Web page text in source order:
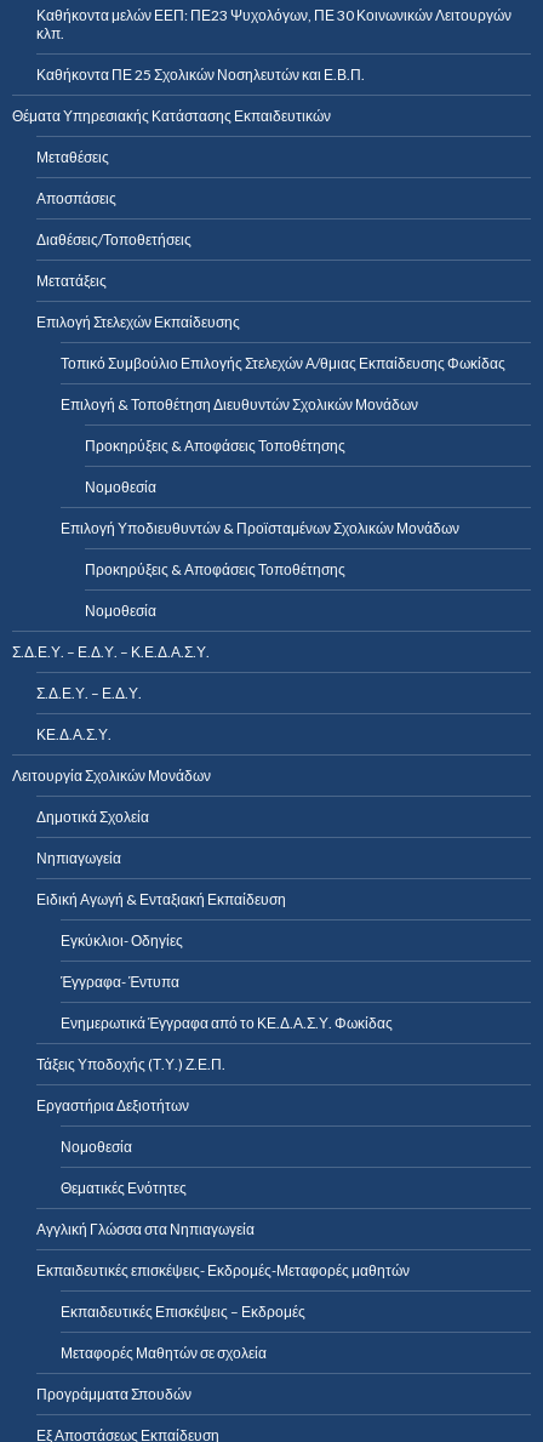
Καθήκοντα μελών ΕΕΠ: ΠΕ23 Ψυχολόγων, ΠΕ 30 Κοινωνικών Λειτουργών
κλπ.
Καθήκοντα ΠΕ 25 Σχολικών Νοσηλευτών και Ε.Β.Π.
Θέματα Υπηρεσιακής Κατάστασης Εκπαιδευτικών
Μεταθέσεις
Αποσπάσεις
Διαθέσεις/Τοποθετήσεις
Μετατάξεις
Επιλογή Στελεχών Εκπαίδευσης
Τοπικό Συμβούλιο Επιλογής Στελεχών Α/θμιας Εκπαίδευσης Φωκίδας
Επιλογή & Τοποθέτηση Διευθυντών Σχολικών Μονάδων
Προκηρύξεις & Αποφάσεις Τοποθέτησης
Νομοθεσία
Επιλογή Υποδιευθυντών & Προϊσταμένων Σχολικών Μονάδων
Προκηρύξεις & Αποφάσεις Τοποθέτησης
Νομοθεσία
Σ.Δ.Ε.Υ. – Ε.Δ.Υ. – Κ.Ε.Δ.Α.Σ.Υ.
Σ.Δ.Ε.Υ. – Ε.Δ.Υ.
ΚΕ.Δ.Α.Σ.Υ.
Λειτουργία Σχολικών Μονάδων
Δημοτικά Σχολεία
Νηπιαγωγεία
Ειδική Αγωγή & Ενταξιακή Εκπαίδευση
Εγκύκλιοι- Οδηγίες
Έγγραφα- Έντυπα
Ενημερωτικά Έγγραφα από το ΚΕ.Δ.Α.Σ.Υ. Φωκίδας
Τάξεις Υποδοχής (Τ.Υ.) Ζ.Ε.Π.
Εργαστήρια Δεξιοτήτων
Νομοθεσία
Θεματικές Ενότητες
Αγγλική Γλώσσα στα Νηπιαγωγεία
Εκπαιδευτικές επισκέψεις- Εκδρομές-Μεταφορές μαθητών
Εκπαιδευτικές Επισκέψεις – Εκδρομές
Μεταφορές Μαθητών σε σχολεία
Προγράμματα Σπουδών
Εξ Αποστάσεως Εκπαίδευση